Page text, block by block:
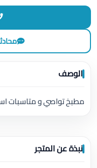
الوصف
مطبخ تواصي و متاسبات
نبذة عن المتجر